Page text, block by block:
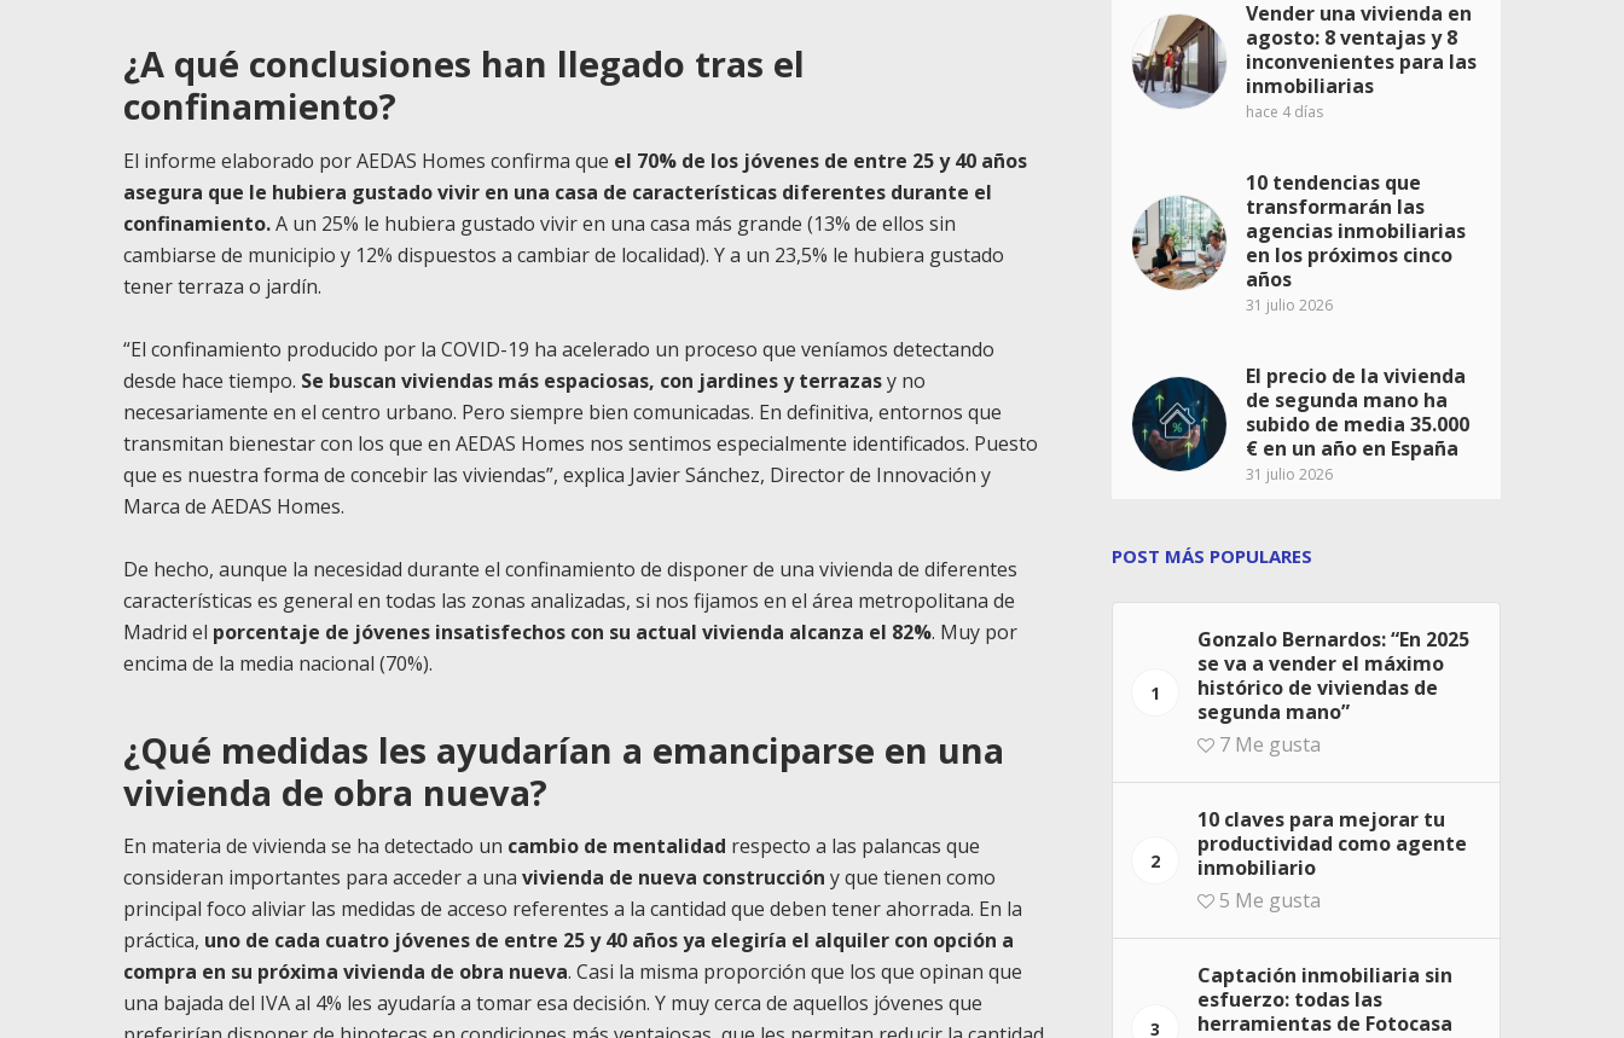
¿A qué conclusiones han llegado tras el
confinamiento?
El informe elaborado por AEDAS Homes confirma que el 70% de los jóvenes de entre 25 y 40 años
asegura que le hubiera gustado vivir en una casa de características diferentes durante el
confinamiento.A un 25% le hubiera gustado vivir en una casa más grande (13% de ellos sin
cambiarse de municipio y 12% dispuestos a cambiar de localidad). Y a un 23,5% le hubiera gustado
tener terraza o jardín.
“El confinamiento producido por la COVID-19 ha acelerado un proceso que veníamos detectando
desde hace tiempo. Se buscan viviendas más espaciosas, con jardines y terrazasy no
necesariamente en el centro urbano. Pero siempre bien comunicadas. En definitiva, entornos que
transmitan bienestar con los que en AEDAS Homes nos sentimos especialmente identificados. Puesto
que es nuestra forma de concebir las viviendas”, explica Javier Sánchez, Director de Innovación y
Marca de AEDAS Homes.
De hecho, aunque la necesidad durante el confinamiento de disponer de una vivienda de diferentes
características es general en todas las zonas analizadas, si nos fijamos en el área metropolitana de
Madrid el porcentaje de jóvenes insatisfechos con su actual vivienda alcanza el 82%. Muy por
encima de la media nacional (70%).
¿Qué medidas les ayudarían a emanciparse en una
vivienda de obra nueva?
En materia de vivienda se ha detectado un cambio de mentalidad respecto a las palancas que
consideran importantes para acceder a una vivienda de nueva construcción y que tienen como
principal foco aliviar las medidas de acceso referentes a la cantidad que deben tener ahorrada. En la
práctica, uno de cada cuatro jóvenes de entre 25 y 40 años ya elegiría el alquiler con opción a
compra en su próxima vivienda de obra nueva. Casi la misma proporción que los que opinan que
una bajada del IVA al 4% les ayudaría a tomar esa decisión. Y muy cerca de aquellos jóvenes que
Vender una vivienda en
agosto: 8 ventajas y 8
inconvenientes para las
inmobiliarias
hace 4 días
10 tendencias que
transformarán las
agencias inmobiliarias
en los próximos cinco
años
31 julio 2026
El precio de la vivienda
de segunda mano ha
subido de media 35.000
€ en un año en España
31 julio 2026
POST MÁS POPULARES
1
Gonzalo Bernardos: “En 2025
se va a vender el máximo
histórico de viviendas de
segunda mano”
7 Me gusta
2
10 claves para mejorar tu
productividad como agente
inmobiliario
5 Me gusta
3
Captación inmobiliaria sin
esfuerzo: todas las
herramientas de Fotocasa